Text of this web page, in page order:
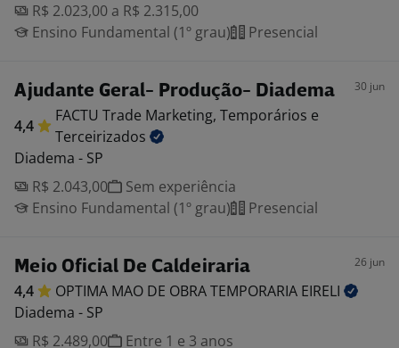
R$ 2.023,00 a R$ 2.315,00
Ensino Fundamental (1º grau)
Presencial
Ajudante Geral- Produção- Diadema 30 jun
4,4
FACTU Trade Marketing, Temporários e
Terceirizados
Diadema - SP
R$ 2.043,00
Sem experiência
Ensino Fundamental (1º grau)
Presencial
Meio Oficial De Caldeiraria 26 jun
4,4 OPTIMA MAO DE OBRA TEMPORARIA EIRELI
Diadema - SP
R$ 2.489,00
Entre 1 e 3 anos